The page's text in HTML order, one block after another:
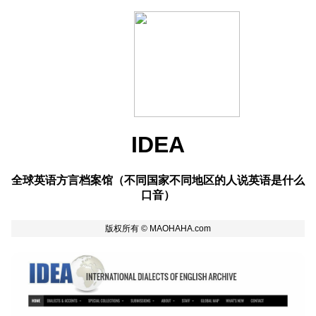
IDEA
全球英语方言档案馆（不同国家不同地区的人说英语是什么
口音）